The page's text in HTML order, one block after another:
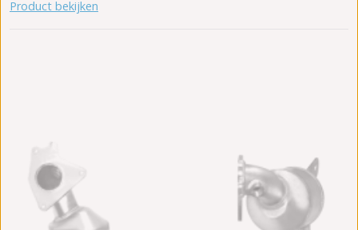
Product bekijken